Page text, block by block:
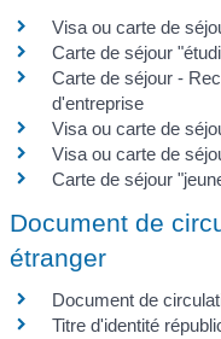
Visa ou carte de
Carte de séjour
Carte de séjour -
d'entreprise
Visa ou carte de
Visa ou carte de
Carte de séjour
Document de
étranger
Document de
Titre d'identité